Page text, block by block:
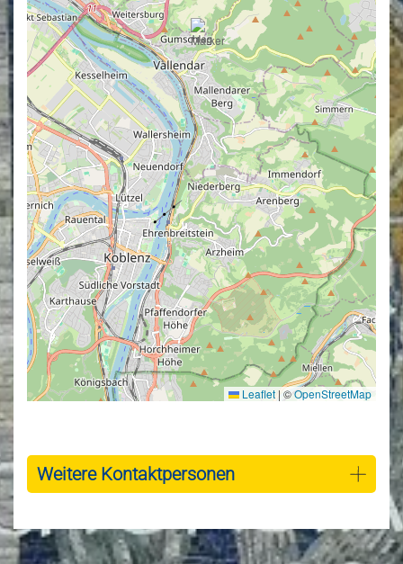
Leaflet |©OpenStreetMap
Weitere Kontaktpersonen